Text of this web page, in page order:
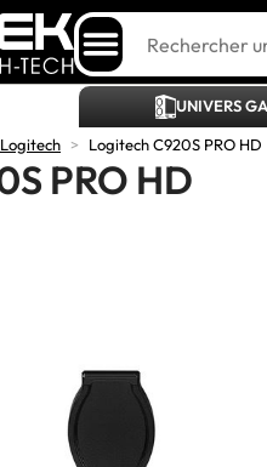
UNIVERS
> Logitech C920S PRO HD
PRO HD